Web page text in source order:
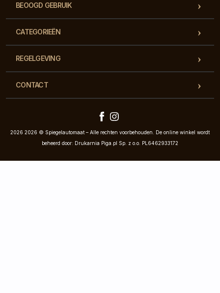
BEOOGD GEBRUIK
CATEGORIEËN
REGELGEVING
CONTACT
2026 2026 © Spiegelautomaat – Alle rechten voorbehouden. De online winkel wordt
beheerd door: Drukarnia Piga.pl Sp. z o.o. PL6462933172